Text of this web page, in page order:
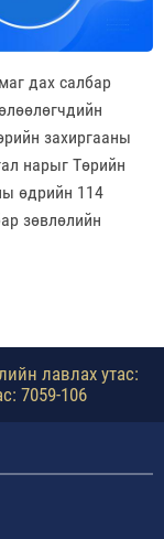
дах салбар
захиргааны
нарыг Төрийн
өдрийн 114
зөвлөлийн
лавлах утас:
7059-106